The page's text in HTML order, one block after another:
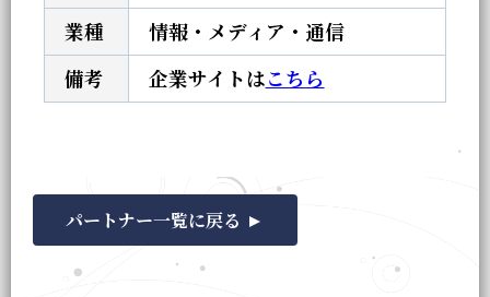
業種
情報・メディア・通信
備考
企業サイトはこちら
パートナー一覧に戻る